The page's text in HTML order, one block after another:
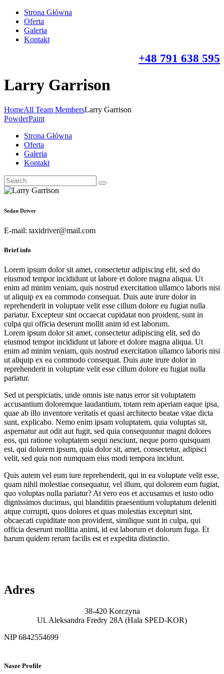
Strona Główna
Oferta
Galeria
Kontakt
+48 791 638 595
Larry Garrison
HomeAll Team MembersLarry Garrison
PowderPaint
Strona Główna
Oferta
Galeria
Kontakt
Sedan Driver
E-mail: taxidriver@mail.com
Brief info
Lorem ipsum dolor sit amet, consectetur adipiscing elit, sed do
eiusmod tempor incididunt ut labore et dolore magna aliqua. Ut
enim ad minim veniam, quis nostrud exercitation ullamco laboris nisi
ut aliquip ex ea commodo consequat. Duis aute irure dolor in
reprehenderit in voluptate velit esse cillum dolore eu fugiat nulla
pariatur. Excepteur sint occaecat cupidatat non proident, sunt in
culpa qui officia deserunt mollit anim id est laborum.
Lorem ipsum dolor sit amet, consectetur adipiscing elit, sed do
eiusmod tempor incididunt ut labore et dolore magna aliqua. Ut
enim ad minim veniam, quis nostrud exercitation ullamco laboris nisi
ut aliquip ex ea commodo consequat. Duis aute irure dolor in
reprehenderit in voluptate velit esse cillum dolore eu fugiat nulla
pariatur.
Sed ut perspiciatis, unde omnis iste natus error sit voluptatem
accusantium doloremque laudantium, totam rem aperiam eaque ipsa,
quae ab illo inventore veritatis et quasi architecto beatae vitae dicta
sunt, explicabo. Nemo enim ipsam voluptatem, quia voluptas sit,
aspernatur aut odit aut fugit, sed quia consequuntur magni dolores
eos, qui ratione voluptatem sequi nesciunt, neque porro quisquam
est, qui dolorem ipsum, quia dolor sit, amet, consectetur, adipisci
velit, sed quia non numquam eius modi tempora incidunt.
Quis autem vel eum iure reprehenderit, qui in ea voluptate velit esse,
quam nihil molestiae consequatur, vel illum, qui dolorem eum fugiat,
quo voluptas nulla pariatur? At vero eos et accusamus et iusto odio
dignissimos ducimus, qui blanditiis praesentium voluptatum deleniti
atque corrupti, quos dolores et quas molestias excepturi sint,
obcaecati cupiditate non provident, similique sunt in culpa, qui
officia deserunt mollitia animi, id est laborum et dolorum fuga. Et
harum quidem rerum facilis est et expedita distinctio.
Adres
38-420 Korczyna
Ul. Aleksandra Fredry 28A (Hala SPED-KOR)
NIP 6842554699
Nasze Profile